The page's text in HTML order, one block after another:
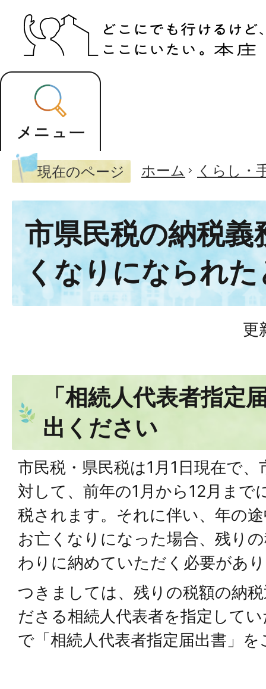
現在のページ ホーム くらし・
市県民税の納税義
くなりになられ
更
「相続人代表者指定
出ください
市民税・県民税は1月1日現在で
対して、前年の1月から12月まで
税されます。それに伴い、年の
お亡くなりになった場合、残り
わりに納めていただく必要があ
つきましては、残りの税額の納
ださる相続人代表者を指定して
で「相続人代表者指定届出書」